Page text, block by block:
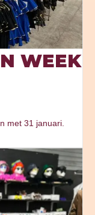
WEEK
met 31 januari.